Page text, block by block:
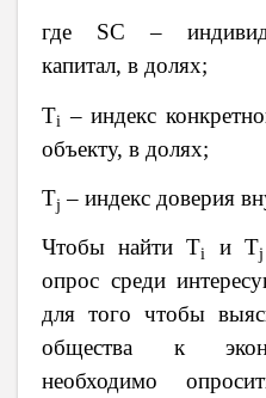
где SC –
капитал, в долях;
Ti – индекс
объекту, в долях;
Tj – индекс доверия
Чтобы найтиTi и Tj
опрос среди
для того чтобы
общества к
необходимо